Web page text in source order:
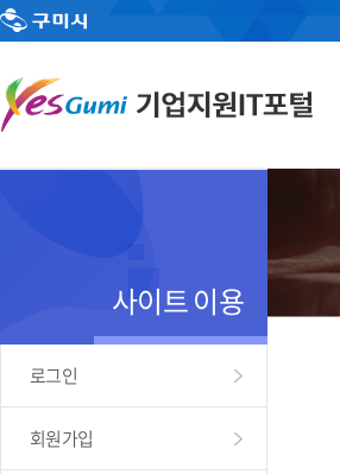
사이트 이용
로그인
회원가입